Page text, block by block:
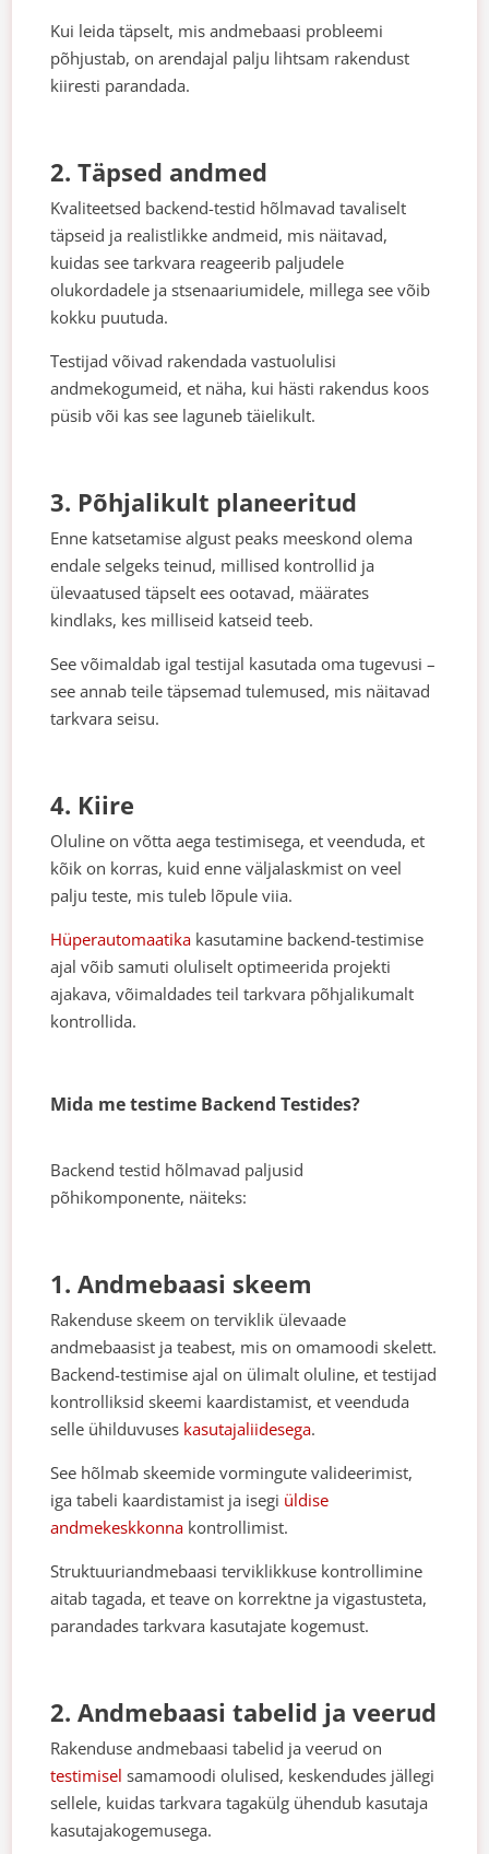
Kui leida täpselt, mis andmebaasi probleemi
põhjustab, on arendajal palju lihtsam rakendust
kiiresti parandada.
2. Täpsed andmed
Kvaliteetsed backend-testid hõlmavad tavaliselt
täpseid ja realistlikke andmeid, mis näitavad,
kuidas see tarkvara reageerib paljudele
olukordadele ja stsenaariumidele, millega see võib
kokku puutuda.
Testijad võivad rakendada vastuolulisi
andmekogumeid, et näha, kui hästi rakendus koos
püsib või kas see laguneb täielikult.
3. Põhjalikult planeeritud
Enne katsetamise algust peaks meeskond olema
endale selgeks teinud, millised kontrollid ja
ülevaatused täpselt ees ootavad, määrates
kindlaks, kes milliseid katseid teeb.
See võimaldab igal testijal kasutada oma tugevusi –
see annab teile täpsemad tulemused, mis näitavad
tarkvara seisu.
4. Kiire
Oluline on võtta aega testimisega, et veenduda, et
kõik on korras, kuid enne väljalaskmist on veel
palju teste, mis tuleb lõpule viia.
Hüperautomaatika kasutamine backend-testimise
ajal võib samuti oluliselt optimeerida projekti
ajakava, võimaldades teil tarkvara põhjalikumalt
kontrollida.
Mida me testime Backend Testides?
Backend testid hõlmavad paljusid
põhikomponente, näiteks:
1. Andmebaasi skeem
Rakenduse skeem on terviklik ülevaade
andmebaasist ja teabest, mis on omamoodi skelett.
Backend-testimise ajal on ülimalt oluline, et testijad
kontrolliksid skeemi kaardistamist, et veenduda
selle ühilduvuses kasutajaliidesega.
See hõlmab skeemide vormingute valideerimist,
iga tabeli kaardistamist ja isegi üldise
andmekeskkonna kontrollimist.
Struktuuriandmebaasi terviklikkuse kontrollimine
aitab tagada, et teave on korrektne ja vigastusteta,
parandades tarkvara kasutajate kogemust.
2. Andmebaasi tabelid ja veerud
Rakenduse andmebaasi tabelid ja veerud on
testimisel samamoodi olulised, keskendudes jällegi
sellele, kuidas tarkvara tagakülg ühendub kasutaja
kasutajakogemusega.